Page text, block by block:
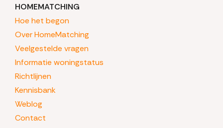
HOMEMATCHING
Hoe het begon
Over HomeMatching
Veelgestelde vragen
Informatie woningstatus
Richtlijnen
Kennisbank
Weblog
Contact